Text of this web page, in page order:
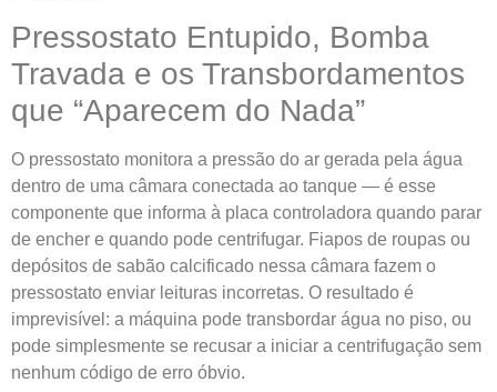
Pressostato Entupido, Bomba
Travada e os Transbordamentos
que “Aparecem do Nada”
O pressostato monitora a pressão do ar gerada pela água
dentro de uma câmara conectada ao tanque — é esse
componente que informa à placa controladora quando parar
de encher e quando pode centrifugar. Fiapos de roupas ou
depósitos de sabão calcificado nessa câmara fazem o
pressostato enviar leituras incorretas. O resultado é
imprevisível: a máquina pode transbordar água no piso, ou
pode simplesmente se recusar a iniciar a centrifugação sem
nenhum código de erro óbvio.